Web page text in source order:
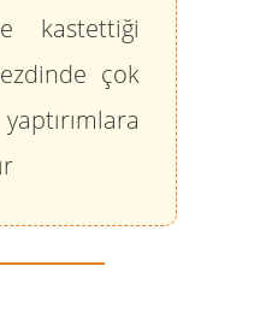
kastettiği
çok